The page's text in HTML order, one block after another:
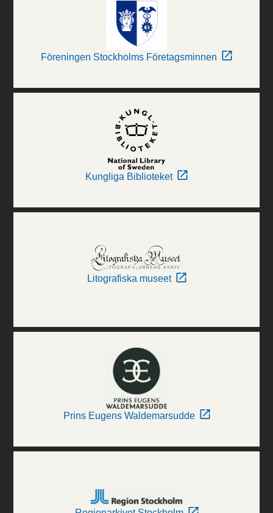
Föreningen Stockholms Företagsminnen
Kungliga Biblioteket
Litografiska museet
Prins Eugens Waldemarsudde